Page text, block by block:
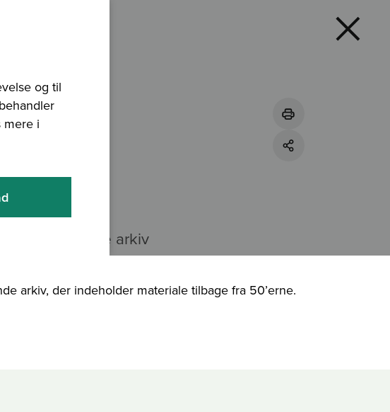
og til
mere i
omfattende arkiv
arkiv, der indeholder materiale tilbage fra 50’erne.